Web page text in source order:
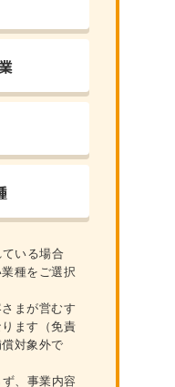
いる場合
種をご選択
まが営むす
ます（免責
対象外で
、事業内容